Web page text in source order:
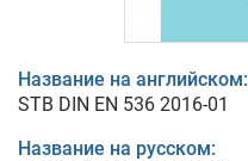
Название на английском:
STB DIN EN 536 2016-01
Название на русском: